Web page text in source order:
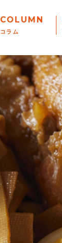
COLUMN
コラム